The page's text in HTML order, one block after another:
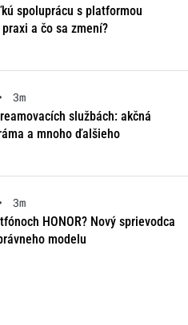
spoluprácu s platformou
a čo sa zmení?
3m
službách: akčná
a mnoho ďalšieho
3m
HONOR? Nový sprievodca
modelu